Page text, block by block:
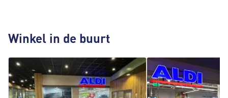
Winkel in de buurt